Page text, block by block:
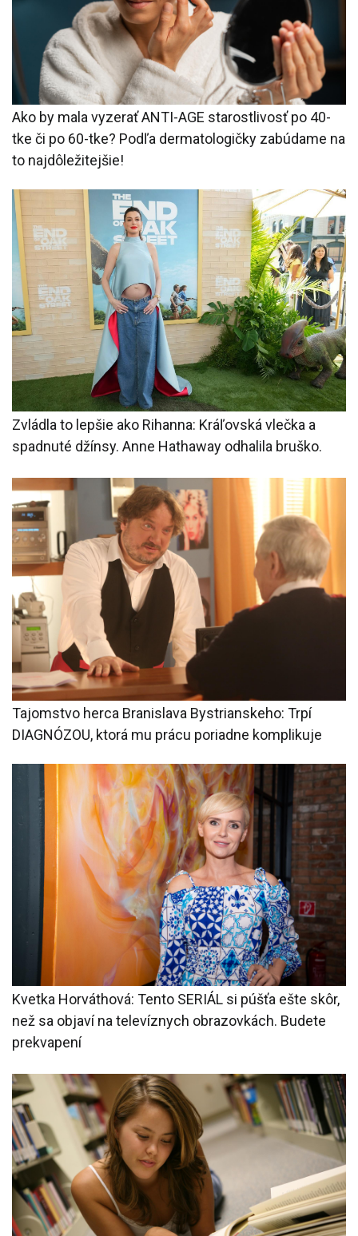
Ako by mala vyzerať ANTI-AGE starostlivosť po 40-
tke či po 60-tke? Podľa dermatologičky zabúdame na
to najdôležitejšie!
Zvládla to lepšie ako Rihanna: Kráľovská vlečka a
spadnuté džínsy. Anne Hathaway odhalila bruško.
Tajomstvo herca Branislava Bystrianskeho: Trpí
DIAGNÓZOU, ktorá mu prácu poriadne komplikuje
Kvetka Horváthová: Tento SERIÁL si púšťa ešte skôr,
než sa objaví na televíznych obrazovkách. Budete
prekvapení